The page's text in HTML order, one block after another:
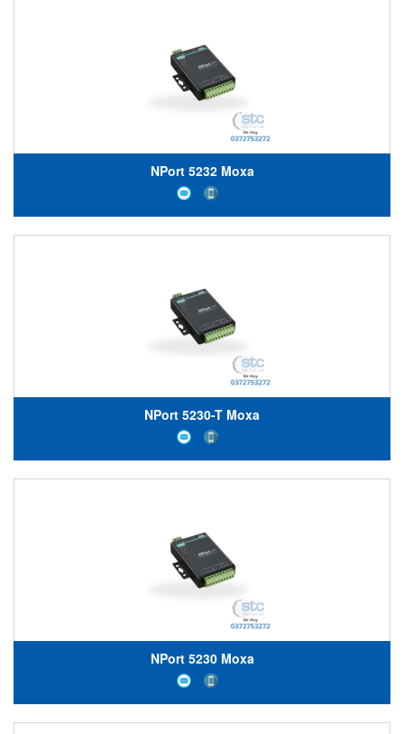
NPort 5232 Moxa
NPort 5230-T Moxa
NPort 5230 Moxa